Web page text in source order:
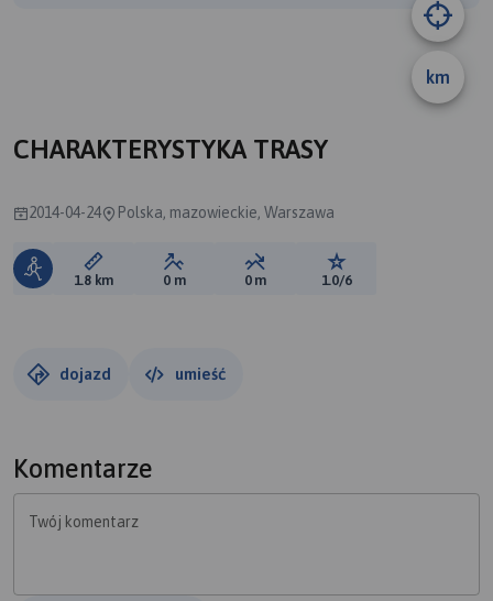
km
CHARAKTERYSTYKA TRASY
2014-04-24 Polska, mazowieckie, Warszawa
Długość trasy:
1.8 km Suma przewyższeń:
0 m Suma spadków:
0 m Ocena trasy:
1.0/6
dojazd umieść
Komentarze
Twój komentarz